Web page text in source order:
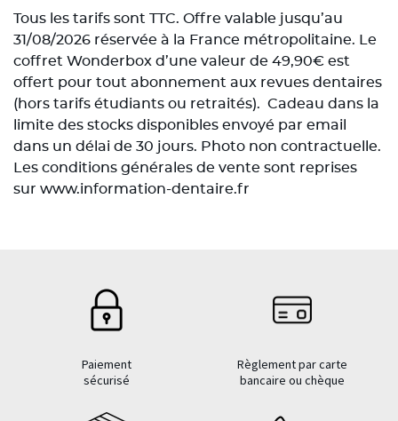
Tous les tarifs sont TTC. Offre valable jusqu’au
31/08/2026 réservée à la France métropolitaine. Le
coffret Wonderbox d’une valeur de 49,90€ est
offert pour tout abonnement aux revues dentaires
(hors tarifs étudiants ou retraités). Cadeau dans la
limite des stocks disponibles envoyé par email
dans un délai de 30 jours. Photo non contractuelle.
Les conditions générales de vente sont reprises
sur www.information-dentaire.fr
Paiement
sécurisé
Règlement par carte
bancaire ou chèque